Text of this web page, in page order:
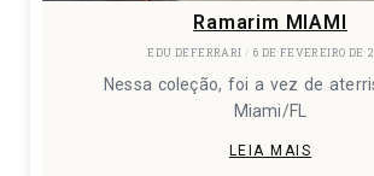
Ramarim MIAMI
EDU DEFERRARI 6 DE FEVEREIRO DE
Nessa coleção, foi a vez de
Miami/FL
LEIA MAIS